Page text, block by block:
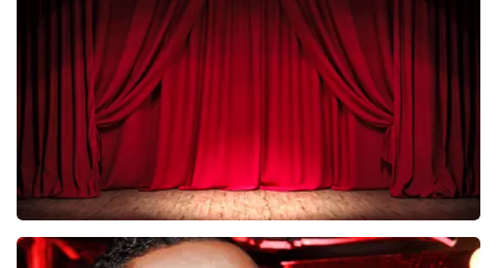
laatste 30 minuten
BESTEL NU
Job Knoester